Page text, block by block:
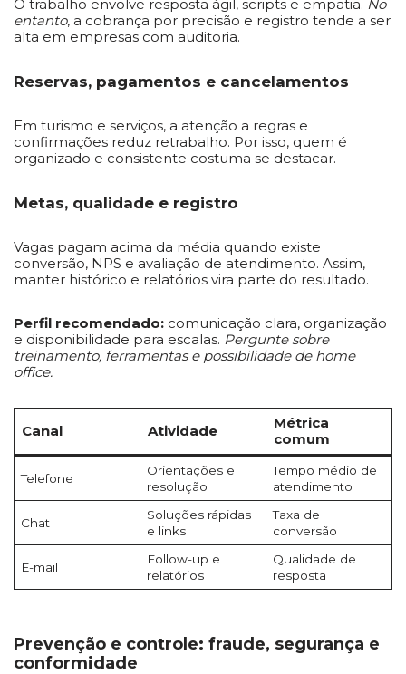
O trabalho envolve resposta ágil, scripts e empatia. No
entanto, a cobrança por precisão e registro tende a ser
alta em empresas com auditoria.
Reservas, pagamentos e cancelamentos
Em turismo e serviços, a atenção a regras e
confirmações reduz retrabalho. Por isso, quem é
organizado e consistente costuma se destacar.
Metas, qualidade e registro
Vagas pagam acima da média quando existe
conversão, NPS e avaliação de atendimento. Assim,
manter histórico e relatórios vira parte do resultado.
Perfil recomendado: comunicação clara, organização
e disponibilidade para escalas. Pergunte sobre
treinamento, ferramentas e possibilidade de home
office.
Canal Atividade
Métrica
comum
Telefone
Orientações e
resolução
Tempo médio de
atendimento
Chat
Soluções rápidas
e links
Taxa de
conversão
E-mail
Follow-up e
relatórios
Qualidade de
resposta
Prevenção e controle: fraude, segurança e
conformidade